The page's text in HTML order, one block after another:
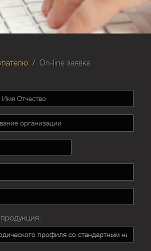
On-line заявка